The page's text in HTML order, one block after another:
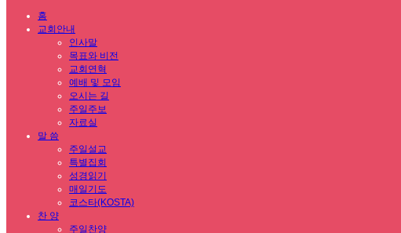
홈
교회안내
인사말
목표와 비전
교회연혁
예배 및 모임
오시는 길
주일주보
자료실
말 씀
주일설교
특별집회
성경읽기
매일기도
코스타(KOSTA)
찬 양
주일찬양